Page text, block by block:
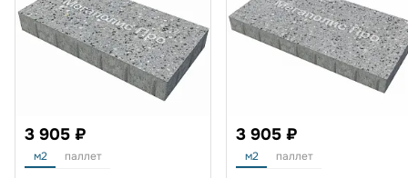
3 905 ₽
м2 паллет
3 905 ₽
м2 паллет